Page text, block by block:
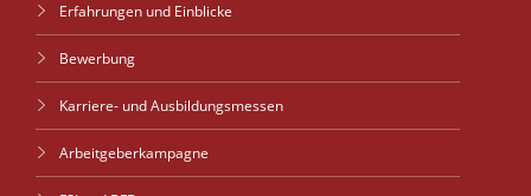
Erfahrungen und Einblicke
Bewerbung
Karriere- und Ausbildungsmessen
Arbeitgeberkampagne